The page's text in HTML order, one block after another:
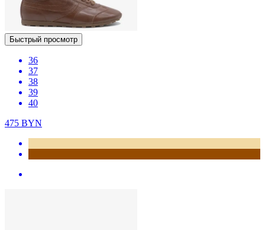
Быстрый просмотр
36
37
38
39
40
475 BYN